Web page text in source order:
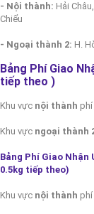
- Nội thành: Hải
Chiểu
- Ngoại thành 2: H.
Bảng Phí Giao
tiếp theo )
Khu vực nội thành
Khu vực ngoại thành
Bảng Phí Giao Nhận
0.5kg tiếp theo)
Khu vực nội thành